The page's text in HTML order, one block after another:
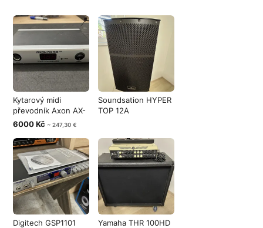
Kytarový midi
převodník Axon AX-
50
6000 Kč ~ 247,30 €
Soundsation HYPER
TOP 12A
Digitech GSP1101
Yamaha THR 100HD